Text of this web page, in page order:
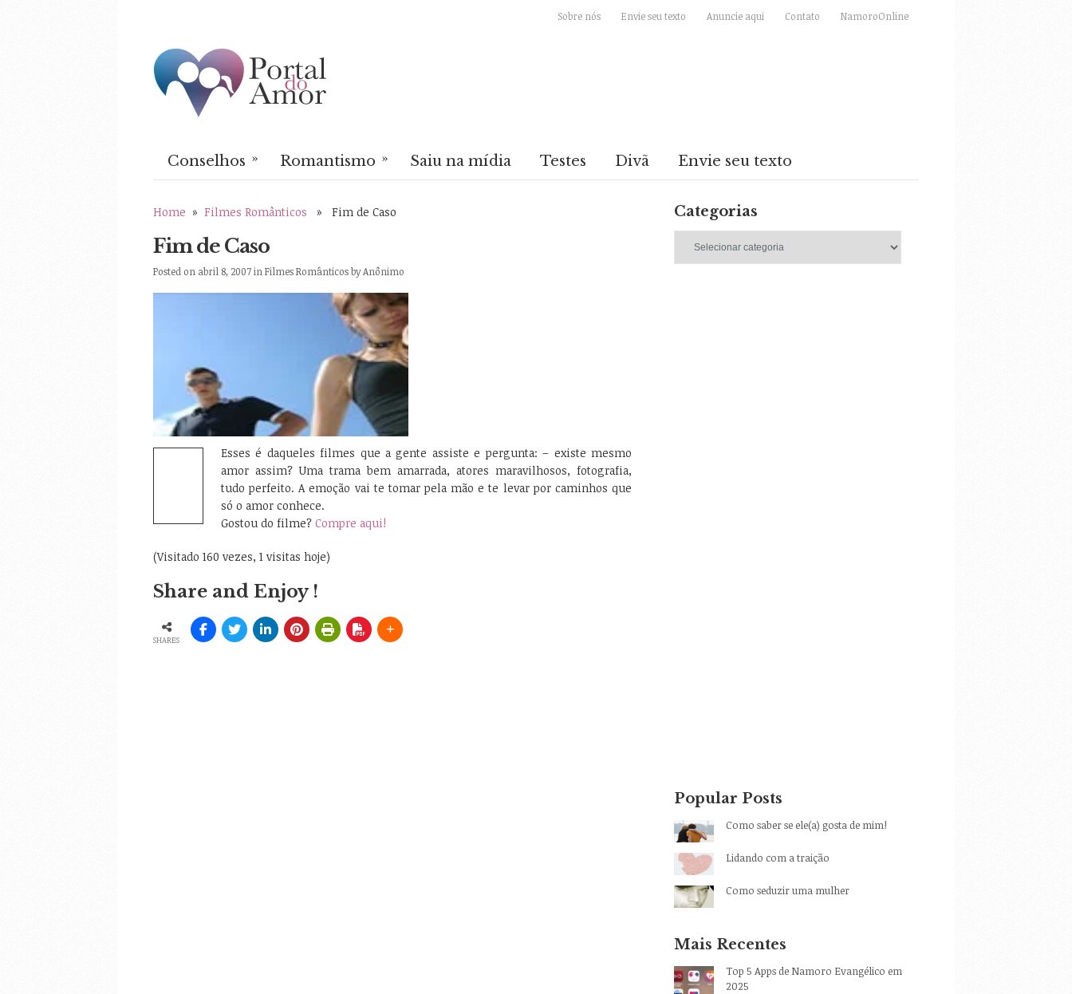
Sobre nós Envie seu texto Anuncie aqui Contato NamoroOnline
Conselhos » Romantismo » Saiu na mídia Testes Divã Envie seu texto
Home » Filmes Românticos » Fim de Caso
Fim de Caso
Posted on abril 8, 2007 in Filmes RomânticosbyAnônimo
Esses é daqueles filmes que a gente assiste e pergunta: – existe mesmo
amor assim? Uma trama bem amarrada, atores maravilhosos, fotografia,
tudo perfeito. A emoção vai te tomar pela mão e te levar por caminhos que
só o amor conhece.
Gostou do filme? Compre aqui!
(Visitado 160 vezes, 1 visitas hoje)
Share and Enjoy !
SHARES
Categorias
Popular Posts
Como saber se ele(a) gosta de mim!
Lidando com a traição
Como seduzir uma mulher
Mais Recentes
Top 5 Apps de Namoro Evangélico em
2025